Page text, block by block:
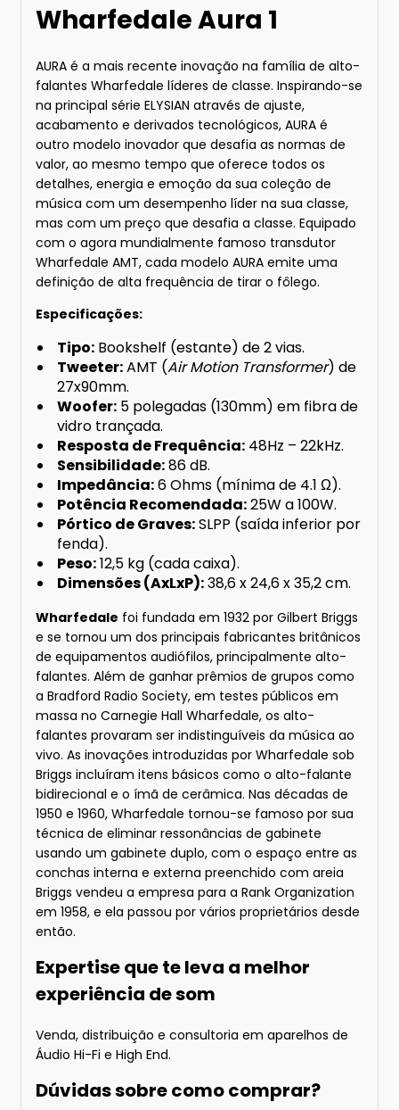
Wharfedale Aura 1
AURA é a mais recente inovação na família de alto-
falantes Wharfedale líderes de classe. Inspirando-se
na principal série ELYSIAN através de ajuste,
acabamento e derivados tecnológicos, AURA é
outro modelo inovador que desafia as normas de
valor, ao mesmo tempo que oferece todos os
detalhes, energia e emoção da sua coleção de
música com um desempenho líder na sua classe,
mas com um preço que desafia a classe. Equipado
com o agora mundialmente famoso transdutor
Wharfedale AMT, cada modelo AURA emite uma
definição de alta frequência de tirar o fôlego.
Especificações:
Tipo: Bookshelf (estante) de 2 vias.
Tweeter:AMT (Air Motion Transformer) de
27x90mm.
Woofer: 5 polegadas (130mm) em fibra de
vidro trançada.
Resposta de Frequência: 48Hz – 22kHz.
Sensibilidade:86 dB.
Impedância:6 Ohms (mínima de 4.1 Ω).
Potência Recomendada:25W a 100W.
Pórtico de Graves:SLPP (saída inferior por
fenda).
Peso:12,5 kg (cada caixa).
Dimensões (AxLxP):38,6 x 24,6 x 35,2 cm.
Wharfedale foi fundada em 1932 por Gilbert Briggs
e se tornou um dos principais fabricantes britânicos
de equipamentos audiófilos, principalmente alto-
falantes. Além de ganhar prêmios de grupos como
a Bradford Radio Society, em testes públicos em
massa no Carnegie Hall Wharfedale, os alto-
falantes provaram ser indistinguíveis da música ao
vivo. As inovações introduzidas por Wharfedale sob
Briggs incluíram itens básicos como o alto-falante
bidirecional e o ímã de cerâmica. Nas décadas de
1950 e 1960, Wharfedale tornou-se famoso por sua
técnica de eliminar ressonâncias de gabinete
usando um gabinete duplo, com o espaço entre as
conchas interna e externa preenchido com areia
Briggs vendeu a empresa para a Rank Organization
em 1958, e ela passou por vários proprietários desde
então.
Expertise que te leva a melhor
experiência de som
Venda, distribuição e consultoria em aparelhos de
Áudio Hi-Fi e High End.
Dúvidas sobre como comprar?